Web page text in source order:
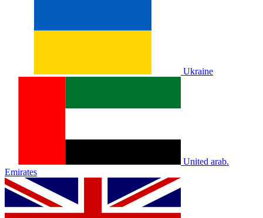
Ukraine
United arab.
Emirates